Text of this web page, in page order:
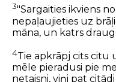
3"Sargaities ikviens
nepaļaujieties uz
māna, un katrs
4Tie apkrāpj cits citu
mēle pieradusi pie
netaisni, viņi pat